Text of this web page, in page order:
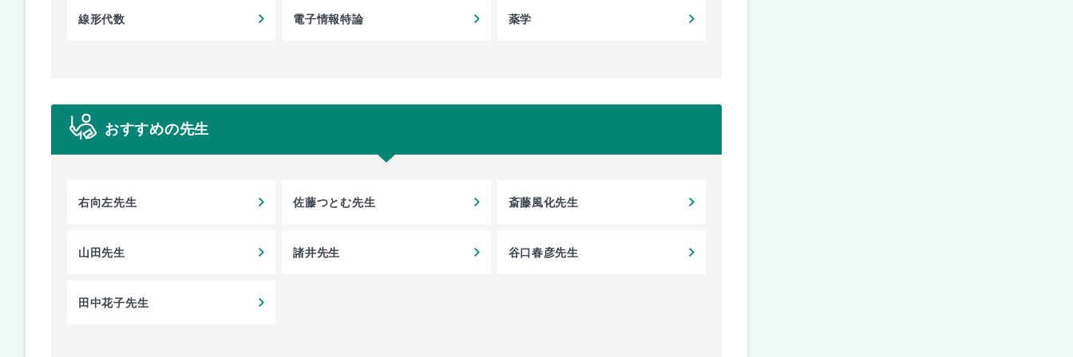
線形代数 電子情報特論 薬学
おすすめの先生
右向左先生 佐藤つとむ先生 斎藤風化先生
山田先生 諸井先生 谷口春彦先生
田中花子先生